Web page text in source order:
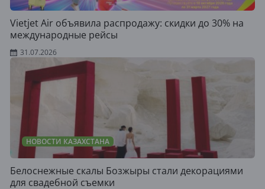
Vietjet Air объявила распродажу: скидки до 30% на
международные рейсы
31.07.2026
НОВОСТИ КАЗАХСТАНА
Белоснежные скалы Бозжыры стали декорациями
для свадебной съемки